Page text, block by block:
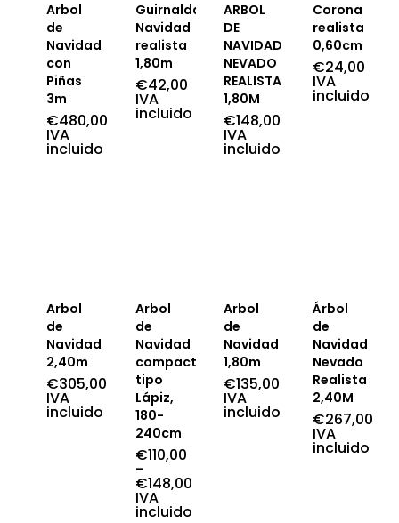
Arbol
de
Navidad
con
Piñas
3m
€480,00
IVA
incluido
Guirnalda
Navidad
realista
1,80m
€42,00
IVA
incluido
ARBOL
DE
NAVIDAD
NEVADO
REALISTA
1,80M
€148,00
IVA
incluido
Corona
realista
0,60cm
€24,00
IVA
incluido
Arbol
de
Navidad
2,40m
€305,00
IVA
incluido
Arbol
de
Navidad
compacto
tipo
Lápiz,
180-
240cm
€110,00
-
€148,00
Rango
de
IVA
incluido
Arbol
de
Navidad
1,80m
€135,00
IVA
incluido
Árbol
de
Navidad
Nevado
Realista
2,40M
€267,00
IVA
incluido